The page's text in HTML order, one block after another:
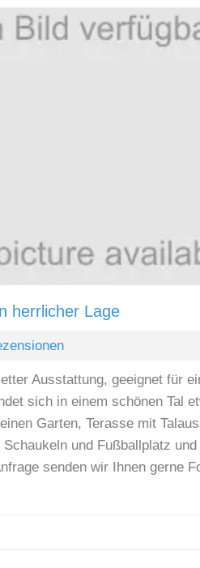
herrlicher Lage
Ausstattung, geeignet für
sich in einem schönen Tal
Garten, Terasse mit
und Fußballplatz
senden wir Ihnen gerne